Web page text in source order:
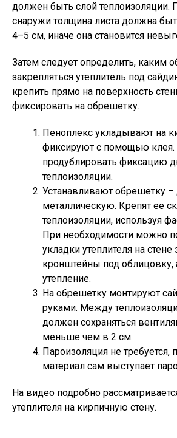
должен быть слой теплоизоляции.
снаружи толщина листа должна
4–5 см, иначе она становится
Затем следует определить, каким
закрепляться утеплитель под
крепить прямо на поверхность
фиксировать на обрешетку.
Пеноплекс укладывают на
фиксируют с помощью клея.
продублировать фиксацию
теплоизоляции.
Устанавливают обрешетку
металлическую. Крепят ее
теплоизоляции, используя
При необходимости можно
укладки утеплителя на
кронштейны под облицовку,
утепление.
На обрешетку монтируют
руками. Между
должен сохраняться
меньше чем в 2 см.
Пароизоляция не требуется,
материал сам выступает
На видео подробно
утеплителя на кирпичную стену.